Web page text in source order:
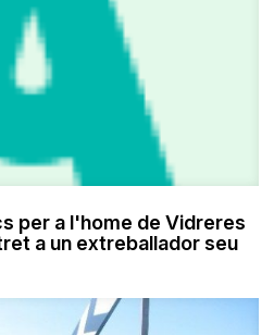
per a l'home de Vidreres
a un extreballador seu